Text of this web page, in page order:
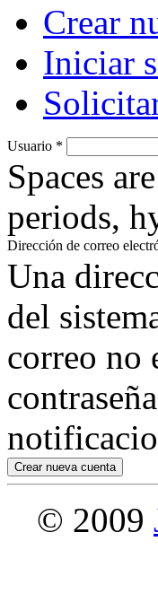
Crear
Iniciar
Usuario *
Spaces
periods,
Dirección de correo
Una
del
correo no
© 2009